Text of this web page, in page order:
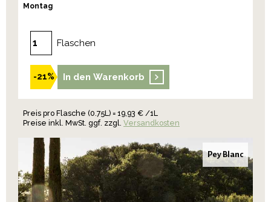
Montag
Flaschen
-21% In den Warenkorb
Preis pro Flasche (0.75L) = 19,93 € /1L
Preise inkl. MwSt. ggf. zzgl. Versandkosten
Pey Blanc